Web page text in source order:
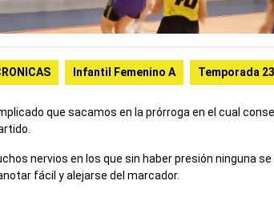
Infantil Femenino A Temporada
que sacamos en la prórroga en el cual
nervios en los que sin haber presión ninguna
fácil y alejarse del marcador.